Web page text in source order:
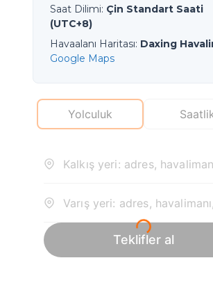
Saat Dilimi: Çin Standart Saati
(UTC+8)
Havaalanı Haritası: Daxing
Google Maps